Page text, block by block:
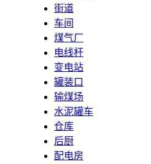
街道
车间
煤气厂
电线杆
变电站
罐装口
输煤场
水泥罐车
仓库
后厨
配电房